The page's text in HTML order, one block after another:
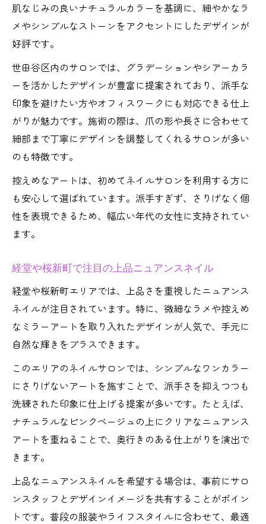
肌なじみの良いナチュラルカラーを基調に、細やかなラ
メやシンプルなストーンをアクセントにしたデザインが
好評です。
世田谷区内のサロンでは、グラデーションやシアーカラ
ーを活かしたデザインが豊富に提案されており、派手な
印象を避けたい方やオフィスワークにも対応できる仕上
がりが魅力です。施術の際は、爪の形や長さに合わせて
細部まで丁寧にデザインを調整してくれるサロンが多い
のも特徴です。
控えめなアートは、初めてネイルサロンを利用する方に
も安心して選ばれています。派手すぎず、さりげなく個
性を表現できるため、幅広い年代の女性に支持されてい
ます。
経堂や桜新町で注目の上品ニュアンスネイル
経堂や桜新町エリアでは、上品さを重視したニュアンス
ネイルが注目されています。特に、微細なラメや控えめ
なミラーアートを取り入れたデザインが人気で、手元に
自然な輝きをプラスできます。
このエリアのネイルサロンでは、シンプルなワンカラー
にさりげないアートを施すことで、派手さを抑えつつも
洗練された印象に仕上げる提案が多いです。たとえば、
ナチュラルなピンクベージュの上にクリアなニュアンス
アートを重ねることで、奥行きのある仕上がりを演出で
きます。
上品なニュアンスネイルを希望する場合は、事前にサロ
ンスタッフとデザインイメージを共有することがポイン
トです。普段の服装やライフスタイルに合わせて、最適